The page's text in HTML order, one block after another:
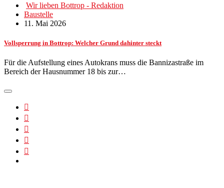
Wir lieben Bottrop - Redaktion
Baustelle
11. Mai 2026
Vollsperrung in Bottrop: Welcher Grund dahinter steckt
Für die Aufstellung eines Autokrans muss die Bannizastraße im
Bereich der Hausnummer 18 bis zur…